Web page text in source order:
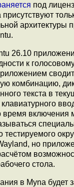
под
архитектуры
26.10
к
комбинацию,
текста в
время включения
тестируемого
но
стола.
в Myna будет